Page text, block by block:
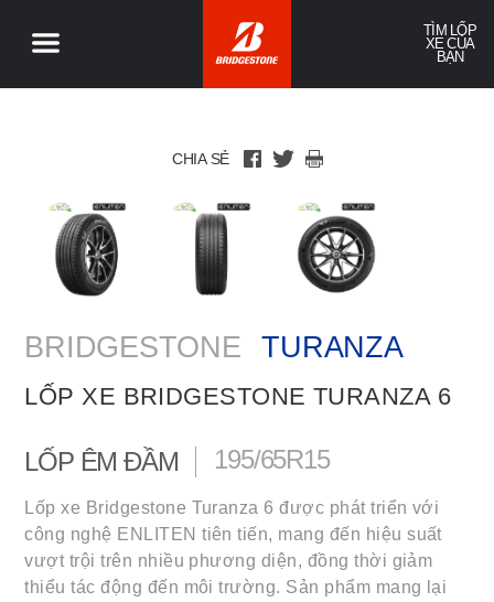
TÌM LỐP
XE CỦA
BẠN
CHIA SẺ
BRIDGESTONE TURANZA
LỐP XE BRIDGESTONE TURANZA 6
LỐP ÊM ĐẦM 195/65R15
Lốp xe Bridgestone Turanza 6 được phát triển với
công nghệ ENLITEN tiên tiến, mang đến hiệu suất
vượt trội trên nhiều phương diện, đồng thời giảm
thiểu tác động đến môi trường. Sản phẩm mang lại